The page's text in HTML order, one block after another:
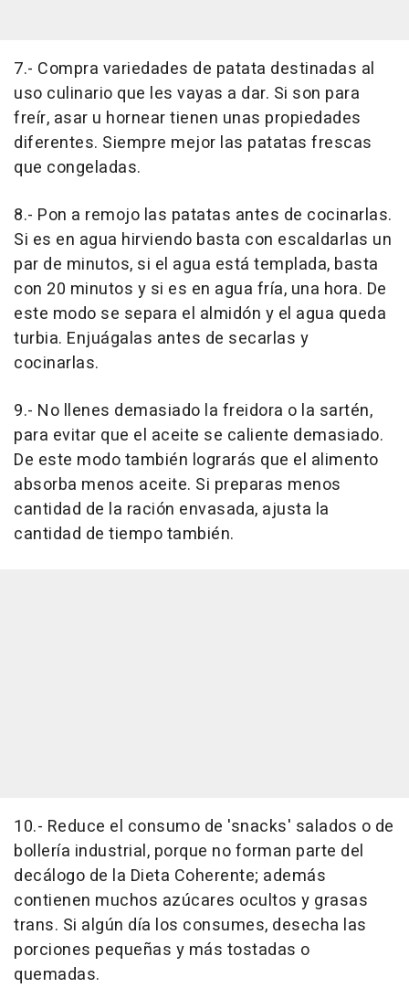
7.- Compra variedades de patata destinadas al
uso culinario que les vayas a dar. Si son para
freír, asar u hornear tienen unas propiedades
diferentes. Siempre mejor las patatas frescas
que congeladas.
8.- Pon a remojo las patatas antes de cocinarlas.
Si es en agua hirviendo basta con escaldarlas un
par de minutos, si el agua está templada, basta
con 20 minutos y si es en agua fría, una hora. De
este modo se separa el almidón y el agua queda
turbia. Enjuágalas antes de secarlas y
cocinarlas.
9.- No llenes demasiado la freidora o la sartén,
para evitar que el aceite se caliente demasiado.
De este modo también lograrás que el alimento
absorba menos aceite. Si preparas menos
cantidad de la ración envasada, ajusta la
cantidad de tiempo también.
10.- Reduce el consumo de 'snacks' salados o de
bollería industrial, porque no forman parte del
decálogo de la Dieta Coherente; además
contienen muchos azúcares ocultos y grasas
trans. Si algún día los consumes, desecha las
porciones pequeñas y más tostadas o
quemadas.